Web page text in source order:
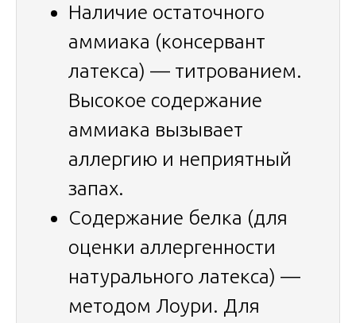
Наличие остаточного
аммиака (консервант
латекса) — титрованием.
Высокое содержание
аммиака вызывает
аллергию и неприятный
запах.
Содержание белка (для
оценки аллергенности
натурального латекса) —
методом Лоури. Для